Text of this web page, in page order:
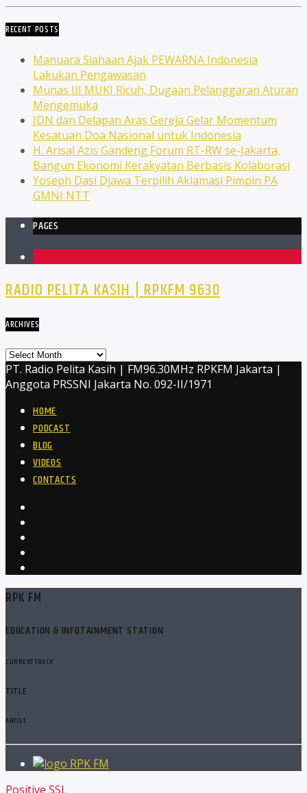
RECENT POSTS
Manuara Siahaan Ajak PEWARNA Indonesia
Lakukan Pengawasan
Munas III MUKI Ricuh, Dugaan Pelanggaran Aturan
Mengemuka
JDN dan Delapan Aras Gereja Gelar Momentum
Kesatuan Doa Nasional untuk Indonesia
H. Arisal Azis Gandeng Forum RT-RW se-Jakarta,
Bangun Ekonomi Kerakyatan Berbasis Kolaborasi
Yoseph Dasi Djawa Terpilih Aklamasi Pimpin PA
GMNI NTT
PAGES
RADIO PELITA KASIH | RPKFM 9630
ARCHIVES
Archives
PT. Radio Pelita Kasih | FM96.30MHz RPKFM Jakarta |
Anggota PRSSNI Jakarta No. 092-II/1971
HOME
PODCAST
BLOG
VIDEOS
CONTACTS
RPK FM
EDUCATION & INFOTAINMENT STATION
CURRENT TRACK
TITLE
ARTIST
RPK FM
Positive SSL